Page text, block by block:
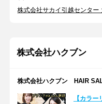
株式会社サカイ引越センター
株式会社ハクブン
株式会社ハクブン HAIR
【カラ